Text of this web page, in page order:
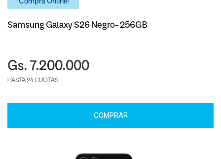
¡Comprá Online!
Samsung Galaxy S26 Negro- 256GB
Gs. 7.200.000
HASTA 24 CUOTAS
COMPRAR